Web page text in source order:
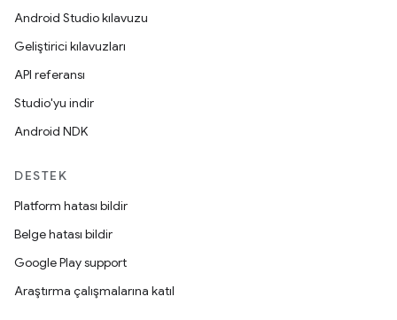
Android Studio kılavuzu
Geliştirici kılavuzları
API referansı
Studio'yu indir
Android NDK
DESTEK
Platform hatası bildir
Belge hatası bildir
Google Play support
Araştırma çalışmalarına katıl